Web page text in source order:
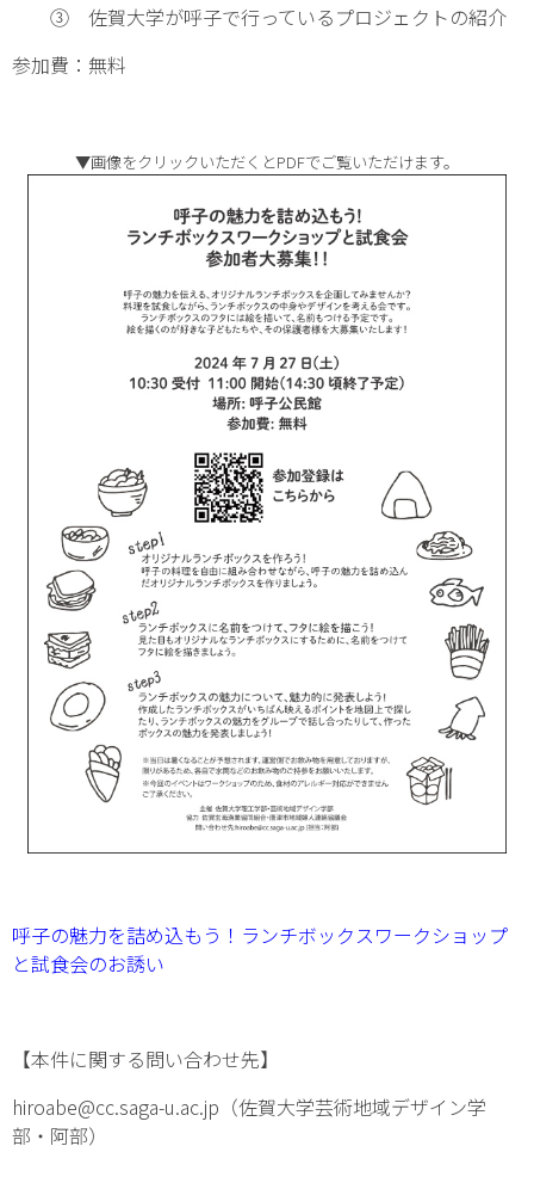
③ 佐賀大学が呼子で行っているプロジェクトの紹介
参加費：無料
▼画像をクリックいただくとPDFでご覧いただけます。
呼⼦の魅⼒を詰め込もう！ランチボックスワークショップ
と試⾷会のお誘い
【本件に関する問い合わせ先】
hiroabe@cc.saga-u.ac.jp（佐賀大学芸術地域デザイン学
部・阿部）